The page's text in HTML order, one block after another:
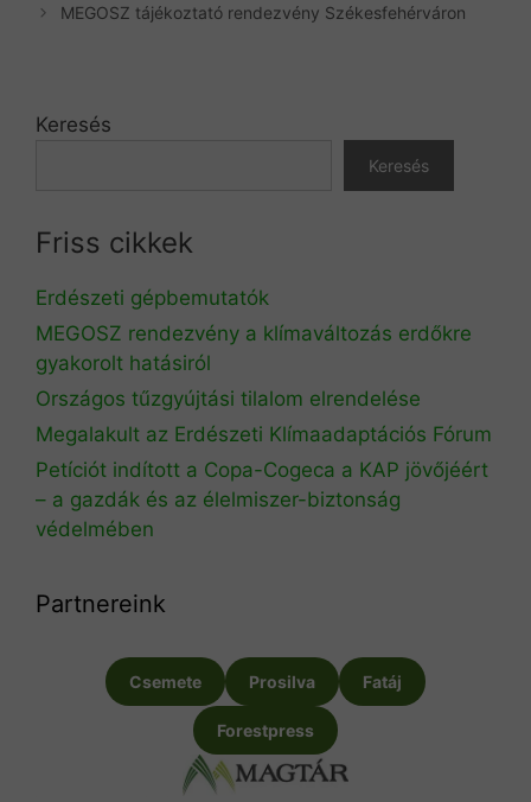
MEGOSZ tájékoztató rendezvény Székesfehérváron
Keresés
Keresés
Friss cikkek
Erdészeti gépbemutatók
MEGOSZ rendezvény a klímaváltozás erdőkre
gyakorolt hatásiról
Országos tűzgyújtási tilalom elrendelése
Megalakult az Erdészeti Klímaadaptációs Fórum
Petíciót indított a Copa-Cogeca a KAP jövőjéért
– a gazdák és az élelmiszer-biztonság
védelmében
Partnereink
Csemete Prosilva Fatáj
Forestpress